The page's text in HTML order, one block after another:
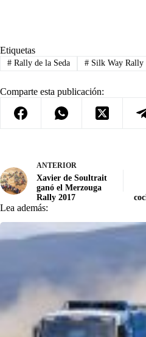
Etiquetas
#Rally de la Seda #Silk Way Rally
Comparte esta publicación:
ANTERIOR
Xavier de Soultrait
ganó el Merzouga
Rally 2017
Lea además: